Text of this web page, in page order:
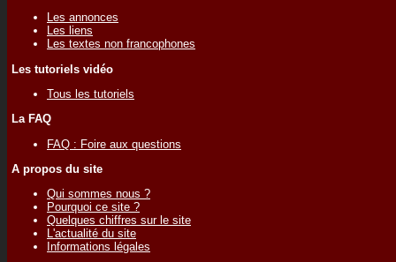
Les annonces
Les liens
Les textes non francophones
Les tutoriels vidéo
Tous les tutoriels
La FAQ
FAQ : Foire aux questions
A propos du site
Qui sommes nous ?
Pourquoi ce site ?
Quelques chiffres sur le site
L'actualité du site
Informations légales